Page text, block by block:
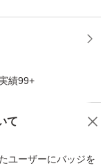
績99+
て
ユーザーにバッジを
商品への質問